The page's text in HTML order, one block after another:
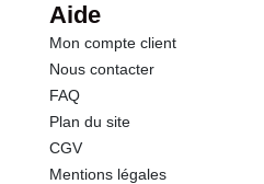
Aide
Mon compte client
Nous contacter
FAQ
Plan du site
CGV
Mentions légales